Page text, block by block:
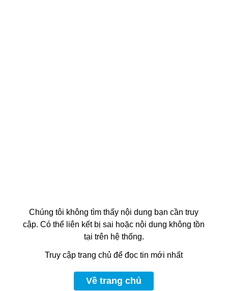
Chúng tôi không tìm thấy nội dung bạn cần truy
cập. Có thể liên kết bị sai hoặc nội dung không tồn
tại trên hệ thống.
Truy cập trang chủ để đọc tin mới nhất
Về trang chủ